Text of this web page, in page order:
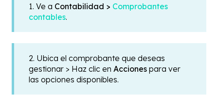
1. Ve a Contabilidad > Comprobantes
contables.
2. Ubica el comprobante que deseas
gestionar > Haz clic en Acciones para ver
las opciones disponibles.